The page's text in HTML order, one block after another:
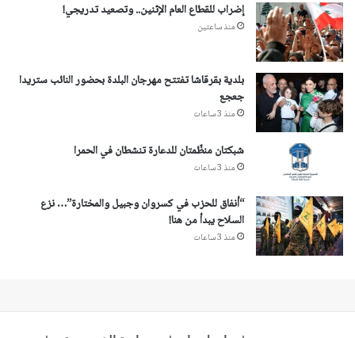
إضراب للقطاع العام الإثنين.. وتصعيد تدريجي!
منذ ساعتين
بلدية بقرقاشا تفتتح مهرجان البلدة بحضور النائب ستريدا
جعجع
منذ 3 ساعات
شبكتان منظّمتان للدعارة تنشطان في الحمرا
منذ 3 ساعات
“أنفاق للحزب في كسروان وجبيل والمختارة”… نزع
السلاح يبدأ من هنا!
منذ 3 ساعات